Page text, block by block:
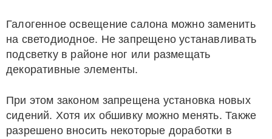
Галогенное освещение салона можно заменить
на светодиодное. Не запрещено устанавливать
подсветку в районе ног или размещать
декоративные элементы.
При этом законом запрещена установка новых
сидений. Хотя их обшивку можно менять. Также
разрешено вносить некоторые доработки в